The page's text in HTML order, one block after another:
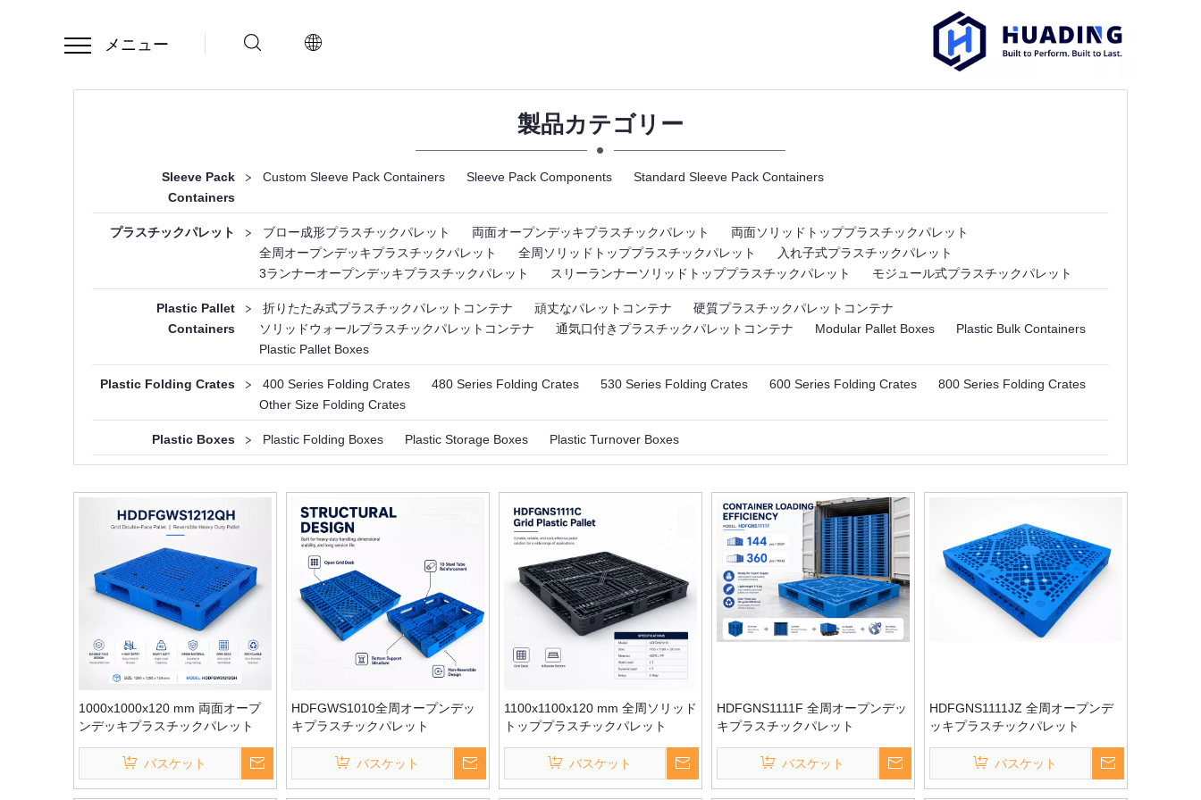
メニュー
製品カテゴリー
Sleeve Pack
Containers
> Custom Sleeve Pack Containers Sleeve Pack Components Standard Sleeve Pack Containers
プラスチックパレット > ブロー成形プラスチックパレット 両面オープンデッキプラスチックパレット
両面ソリッドトッププラスチックパレット
全周オープンデッキプラスチックパレット
全周ソリッドトッププラスチックパレット
入れ子式プラスチックパレット
3ランナーオープンデッキプラスチックパレット
スリーランナーソリッドトッププラスチックパレット モジュール式プラスチックパレット
Plastic Pallet
Containers
> 折りたたみ式プラスチックパレットコンテナ 頑丈なパレットコンテナ
硬質プラスチックパレットコンテナ
ソリッドウォールプラスチックパレットコンテナ
通気口付きプラスチックパレットコンテナ Modular Pallet Boxes
Plastic Bulk Containers
Plastic Pallet Boxes
Plastic Folding Crates > 400 Series Folding Crates 480 Series Folding Crates 530 Series Folding Crates 600 Series Folding Crates
800 Series Folding Crates
Other Size Folding Crates
Plastic Boxes > Plastic Folding Boxes Plastic Storage Boxes Plastic Turnover Boxes
1000x1000x120 mm 両面オープ
ンデッキプラスチックパレット
バスケット
HDFGWS1010全周オープンデッ
キプラスチックパレット
バスケット
1100x1100x120 mm 全周ソリッド
トッププラスチックパレット
バスケット
HDFGNS1111F 全周オープンデッ
キプラスチックパレット
バスケット
HDFGNS1111JZ 全周オープンデ
ッキプラスチックパレット
バスケット